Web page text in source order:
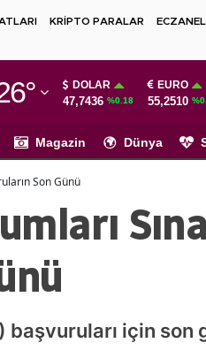
KRİPTO PARALAR
° DOLAR
47,7436 %0.18
EURO
55,2510
Magazin Dünya
Son Günü
başvuruları için